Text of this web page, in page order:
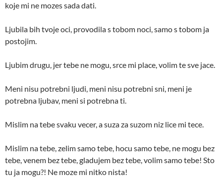
koje mi ne mozes sada dati.
Ljubila bih tvoje oci, provodila s tobom noci, samo s tobom ja
postojim.
Ljubim drugu, jer tebe ne mogu, srce mi place, volim te sve jace.
Meni nisu potrebni ljudi, meni nisu potrebni sni, meni je
potrebna ljubav, meni si potrebna ti.
Mislim na tebe svaku vecer, a suza za suzom niz lice mi tece.
Mislim na tebe, zelim samo tebe, hocu samo tebe, ne mogu bez
tebe, venem bez tebe, gladujem bez tebe, volim samo tebe! Sto
tu ja mogu?! Ne moze mi nitko nista!